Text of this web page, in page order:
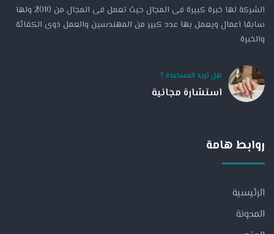
الشركة لها خبرة كبيرة فى المجال حيث تعمل فى المجال من 2010 ولها
سابقا اعمال ويعمل بها عدد كبير من المهندسين والعمل ذوى الكفائة
والخبرة
هل تريد المساعدة ؟
استشارة مجانية
روابط هامة
الرئيسية
المدونة